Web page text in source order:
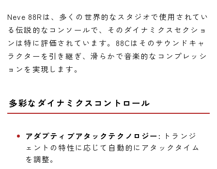
Neve 88Rは、多くの世界的なスタジオで使用されてい
る伝説的なコンソールで、そのダイナミクスセクショ
ンは特に評価されています。88Cはそのサウンドキャ
ラクターを引き継ぎ、滑らかで音楽的なコンプレッシ
ョンを実現します。
多彩なダイナミクスコントロール
アダプティブアタックテクノロジー: トランジ
ェントの特性に応じて自動的にアタックタイム
を調整。